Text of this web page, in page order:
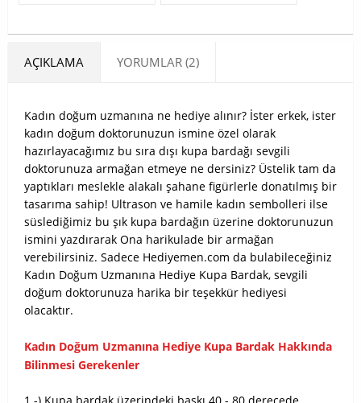
AÇIKLAMA YORUMLAR (2)
Kadın doğum uzmanına ne hediye alınır? İster erkek, ister
kadın doğum doktorunuzun ismine özel olarak
hazırlayacağımız bu sıra dışı kupa bardağı sevgili
doktorunuza armağan etmeye ne dersiniz? Üstelik tam da
yaptıkları meslekle alakalı şahane figürlerle donatılmış bir
tasarıma sahip! Ultrason ve hamile kadın sembolleri ilse
süslediğimiz bu şık kupa bardağın üzerine doktorunuzun
ismini yazdırarak Ona harikulade bir armağan
verebilirsiniz. Sadece Hediyemen.com da bulabileceğiniz
Kadın Doğum Uzmanına Hediye Kupa Bardak, sevgili
doğum doktorunuza harika bir teşekkür hediyesi
olacaktır.
Kadın Doğum Uzmanına Hediye Kupa Bardak Hakkında
Bilinmesi Gerekenler